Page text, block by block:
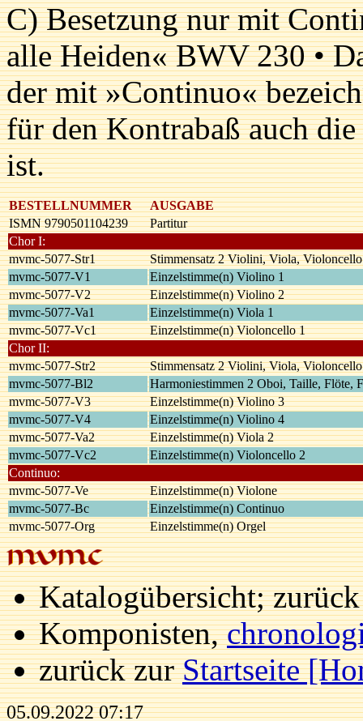
C) Besetzung nur mit
alle Heiden« BWV 230 •
der mit »Continuo«
für den Kontrabaß auch
ist.
BESTELLNUMMER
AUSGABE
ISMN 9790501104239
Partitur
Chor I:
mvmc-5077-Str1
Stimmensatz 2 Violini, Viola, Violoncello
mvmc-5077-V1
Einzelstimme(n) Violino 1
mvmc-5077-V2
Einzelstimme(n) Violino 2
mvmc-5077-Va1
Einzelstimme(n) Viola 1
mvmc-5077-Vc1
Einzelstimme(n) Violoncello 1
Chor II:
mvmc-5077-Str2
Stimmensatz 2 Violini, Viola, Violoncello
mvmc-5077-Bl2
Harmoniestimmen 2 Oboi, Taille, Flöte,
mvmc-5077-V3
Einzelstimme(n) Violino 3
mvmc-5077-V4
Einzelstimme(n) Violino 4
mvmc-5077-Va2
Einzelstimme(n) Viola 2
mvmc-5077-Vc2
Einzelstimme(n) Violoncello 2
Continuo:
mvmc-5077-Ve
Einzelstimme(n) Violone
mvmc-5077-Bc
Einzelstimme(n) Continuo
mvmc-5077-Org
Einzelstimme(n) Orgel
Katalogübersicht;
Komponisten,
zurück zurStartseite
05.09.2022 07:17